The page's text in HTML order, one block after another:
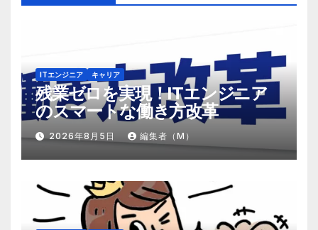
ITエンジニア キャリア
残業ゼロを実現！ITエンジニア
のスマートな働き方改革
2026年8月5日 編集者（M）